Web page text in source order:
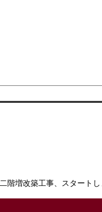
二階増改築工事、スタートし